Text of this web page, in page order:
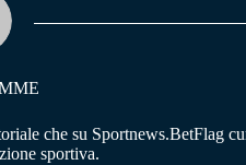
che su Sportnews.BetFlag
sportiva.